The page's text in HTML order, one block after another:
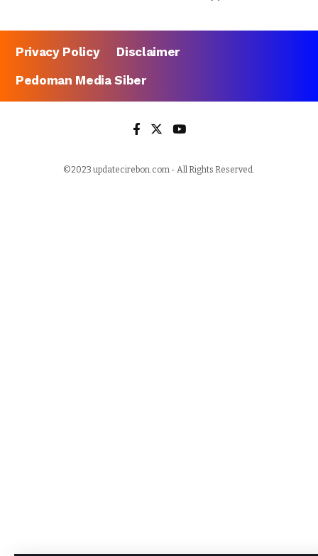
Privacy Policy
Disclaimer
Pedoman Media Siber
©2023 updatecirebon.com - All Rights Reserved.